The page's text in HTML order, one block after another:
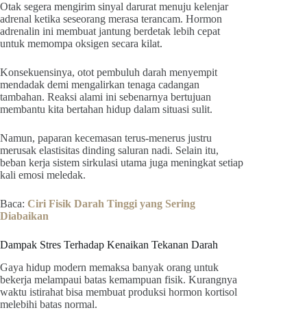
Otak segera mengirim sinyal darurat menuju kelenjar
adrenal ketika seseorang merasa terancam. Hormon
adrenalin ini membuat jantung berdetak lebih cepat
untuk memompa oksigen secara kilat.
Konsekuensinya, otot pembuluh darah menyempit
mendadak demi mengalirkan tenaga cadangan
tambahan. Reaksi alami ini sebenarnya bertujuan
membantu kita bertahan hidup dalam situasi sulit.
Namun, paparan kecemasan terus-menerus justru
merusak elastisitas dinding saluran nadi. Selain itu,
beban kerja sistem sirkulasi utama juga meningkat setiap
kali emosi meledak.
Baca: Ciri Fisik Darah Tinggi yang Sering
Diabaikan
Dampak Stres Terhadap Kenaikan Tekanan Darah
Gaya hidup modern memaksa banyak orang untuk
bekerja melampaui batas kemampuan fisik. Kurangnya
waktu istirahat bisa membuat produksi hormon kortisol
melebihi batas normal.